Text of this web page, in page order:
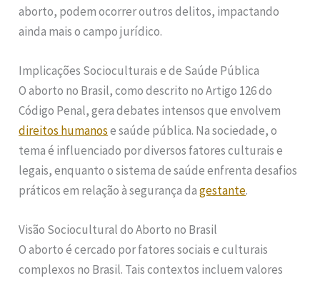
aborto, podem ocorrer outros delitos, impactando
ainda mais o campo jurídico.
Implicações Socioculturais e de Saúde Pública
O aborto no Brasil, como descrito no Artigo 126 do
Código Penal, gera debates intensos que envolvem
direitos humanose saúde pública. Na sociedade, o
tema é influenciado por diversos fatores culturais e
legais, enquanto o sistema de saúde enfrenta desafios
práticos em relação à segurança dagestante.
Visão Sociocultural do Aborto no Brasil
O aborto é cercado por fatores sociais e culturais
complexos no Brasil. Tais contextos incluem valores